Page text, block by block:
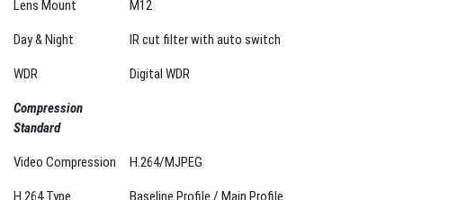
Day & Night IR cut filter with auto switch
WDR Digital WDR
Compression
Video Compression
H.264 Type Baseline Profile / Main Profile